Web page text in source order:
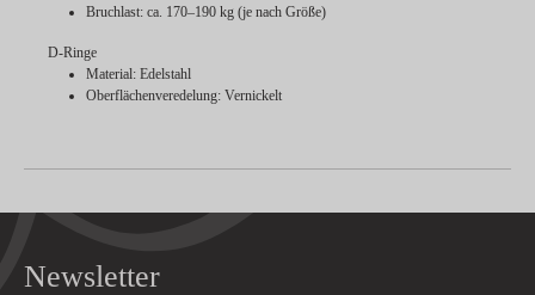
Bruchlast: ca. 170–190 kg (je nach Größe)
D-Ringe
Material: Edelstahl
Oberflächenveredelung: Vernickelt
Newsletter